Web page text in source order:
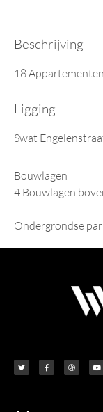
Beschrijving
18
Ligging
Swat
Bouwlagen
4 Bouwlagen
Ondergrondse